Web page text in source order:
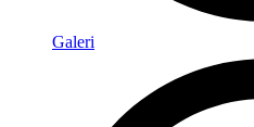
Galeri